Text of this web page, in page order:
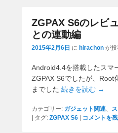
ZGPAX S6のレビ
との連動編
2015年2月6日 に hirachon が投
Android4.4を搭載したスマ
ZGPAX S6でしたが、Root
までした 続きを読む →
カテゴリー: ガジェット関連、
| タグ: ZGPAX S6 | コメントを